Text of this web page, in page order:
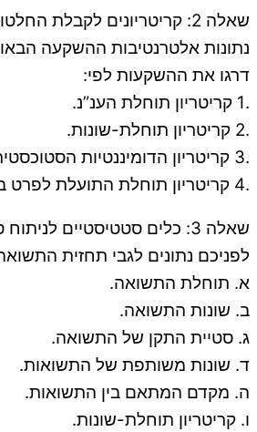
שאלה 2: קריטריונים לקבלת החלטות בתנאי אי-ודאות.
נתונות אלטרנטיבות ההשקעה
דרגו את ההשקעות לפי:
.1 קריטריון תוחלת הענ”נ.
.2 קריטריון תוחלת-שונות.
.3 קריטריון הדומיננטיות הסטוכסטית.
.4 קריטריון תוחלת התועלת לפרט בעל פונקצית תועלת U=X^0.8. 1.
שאלה 3: כלים סטטיסטיים לניתוח סיכון.
לפניכם נתונים לגבי תחזית
א. תוחלת התשואה.
ב. שונות התשואה.
ג. סטיית התקן של התשואה.
ד. שונות משותפת של התשואות.
ה. מקדם המתאם בין התשואות.
ו. קריטריון תוחלת-שונות.